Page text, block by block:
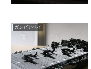
ガンビアベイ